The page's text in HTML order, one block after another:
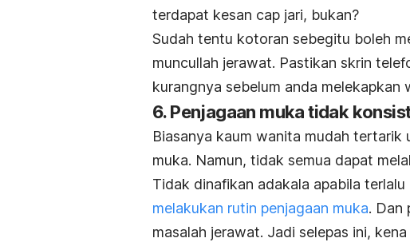
terdapat kesan cap jari, bukan?
Sudah tentu kotoran sebegitu boleh
muncullah jerawat. Pastikan skrin
kurangnya sebelum anda
6. Penjagaan muka tidak
Biasanya kaum wanita mudah tertarik
muka. Namun, tidak semua dapat
Tidak dinafikan adakala apabila
melakukan rutin penjagaan muka. Dan
masalah jerawat. Jadi selepas ini,